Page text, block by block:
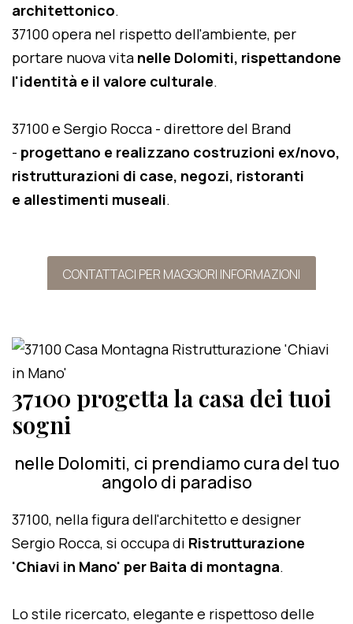
architettonico.
37100 opera nel rispetto dell'ambiente, per
portare nuova vita nelle Dolomiti, rispettandone
l'identità e il valore culturale.
37100 e Sergio Rocca - direttore del Brand
- progettano e realizzano costruzioni ex/novo,
ristrutturazioni di case, negozi, ristoranti
e allestimenti museali.
CONTATTACI PER MAGGIORI INFORMAZIONI
37100 progetta la casa dei tuoi
sogni
nelle Dolomiti, ci prendiamo cura del tuo
angolo di paradiso
37100, nella figura dell'architetto e designer
Sergio Rocca, si occupa di Ristrutturazione
'Chiavi in Mano' per Baita di montagna.
Lo stile ricercato, elegante e rispettoso delle